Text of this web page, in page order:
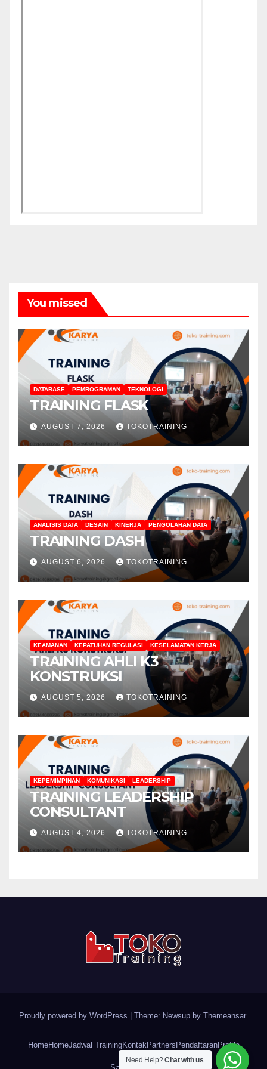
You missed
DATABASE PEMROGRAMAN TEKNOLOGI
TRAINING FLASK
AUGUST 7, 2026 TOKOTRAINING
ANALISIS DATA DESAIN KINERJA PENGOLAHAN DATA
TRAINING DASH
AUGUST 6, 2026 TOKOTRAINING
KEAMANAN KEPATUHAN REGULASI KESELAMATAN KERJA
TRAINING AHLI K3
KONSTRUKSI
AUGUST 5, 2026 TOKOTRAINING
KEPEMIMPINAN KOMUNIKASI LEADERSHIP
TRAINING LEADERSHIP
CONSULTANT
AUGUST 4, 2026 TOKOTRAINING
Proudly powered by WordPress Theme: Newsup by Themeansar.
HomeHomeJadwal TrainingKontakPartnersPendaftaranProfile
Need Help?Chat with us